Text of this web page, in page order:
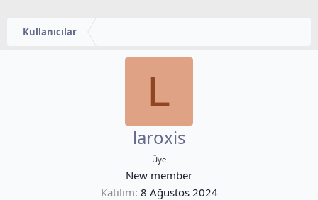
Kullanıcılar
L
laroxis
Üye
New member
Katılım 8 Ağustos 2024